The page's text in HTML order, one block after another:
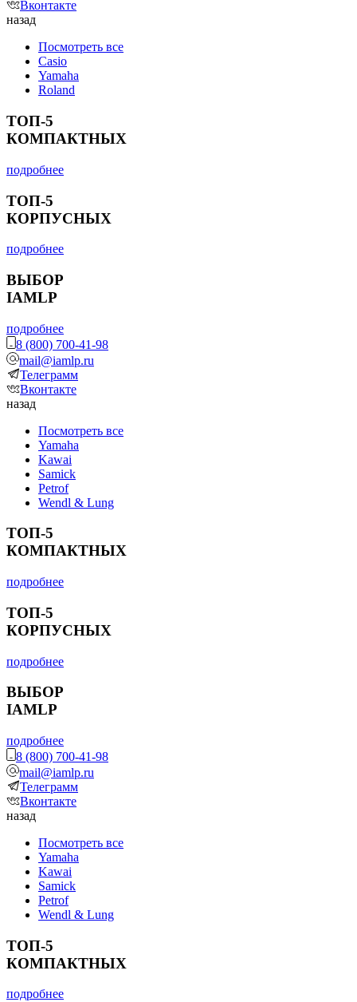
Вконтакте
назад
Посмотреть все
Casio
Yamaha
Roland
ТОП-5
КОМПАКТНЫХ
подробнее
ТОП-5
КОРПУСНЫХ
подробнее
ВЫБОР
IAMLP
подробнее
8 (800) 700-41-98
mail@iamlp.ru
Телеграмм
Вконтакте
назад
Посмотреть все
Yamaha
Kawai
Samick
Petrof
Wendl & Lung
ТОП-5
КОМПАКТНЫХ
подробнее
ТОП-5
КОРПУСНЫХ
подробнее
ВЫБОР
IAMLP
подробнее
8 (800) 700-41-98
mail@iamlp.ru
Телеграмм
Вконтакте
назад
Посмотреть все
Yamaha
Kawai
Samick
Petrof
Wendl & Lung
ТОП-5
КОМПАКТНЫХ
подробнее